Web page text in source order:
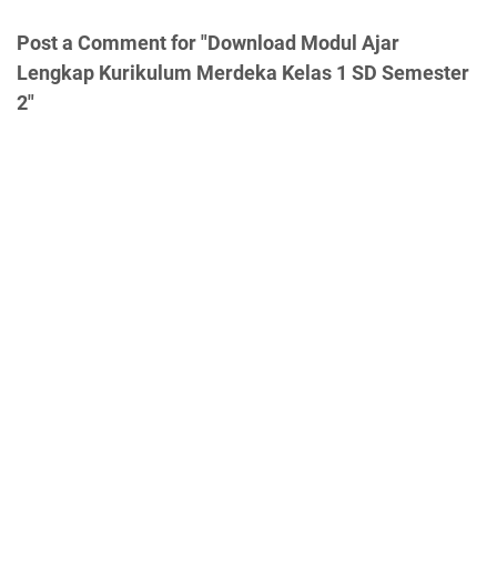
Post a Comment for "Download Modul Ajar
Lengkap Kurikulum Merdeka Kelas 1 SD Semester
2"